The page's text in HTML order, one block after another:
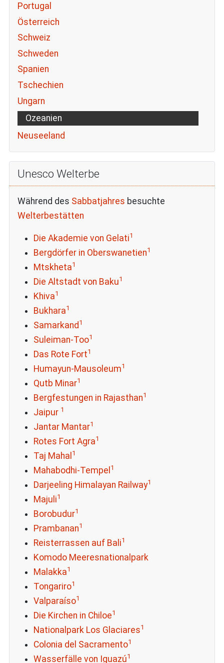
Portugal
Österreich
Schweiz
Schweden
Spanien
Tschechien
Ungarn
Ozeanien
Neuseeland
Unesco Welterbe
Während des Sabbatjahres besuchte
Welterbestätten
Die Akademie von Gelati1
Bergdörfer in Oberswanetien1
Mtskheta1
Die Altstadt von Baku1
Khiva1
Bukhara1
Samarkand 1
Suleiman-Too1
Das Rote Fort1
Humayun-Mausoleum1
Qutb Minar1
Bergfestungen in Rajasthan1
Jaipur 1
Jantar Mantar1
Rotes Fort Agra1
Taj Mahal 1
Mahabodhi-Tempel 1
Darjeeling Himalayan Railway1
Majuli1
Borobudur1
Prambanan1
Reisterrassen auf Bali1
Komodo Meeresnationalpark
Malakka1
Tongariro1
Valparaíso1
Die Kirchen in Chiloe1
Nationalpark Los Glaciares1
Colonia del Sacramento1
Wasserfälle von Iguazú1